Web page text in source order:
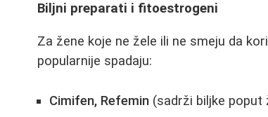
Biljni preparati i fitoestrogeni
Za žene koje ne žele ili ne smeju da
popularnije spadaju:
Cimifen, Refemin (sadrži biljke poput